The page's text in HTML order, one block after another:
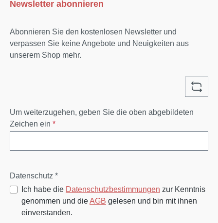
Newsletter abonnieren
Abonnieren Sie den kostenlosen Newsletter und
verpassen Sie keine Angebote und Neuigkeiten aus
unserem Shop mehr.
Um weiterzugehen, geben Sie die oben abgebildeten
Zeichen ein *
Datenschutz *
Ich habe die Datenschutzbestimmungen zur Kenntnis
genommen und dieAGB gelesen und bin mit ihnen
einverstanden.